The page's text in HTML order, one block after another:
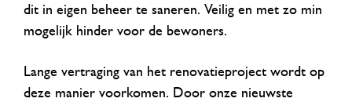
dit in eigen beheer te saneren. Veilig en met zo min
mogelijk hinder voor de bewoners.
Lange vertraging van het renovatieproject wordt op
deze manier voorkomen. Door onze nieuwste